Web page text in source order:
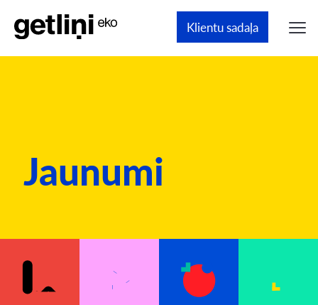
Klientu sadaļa
Jaunumi